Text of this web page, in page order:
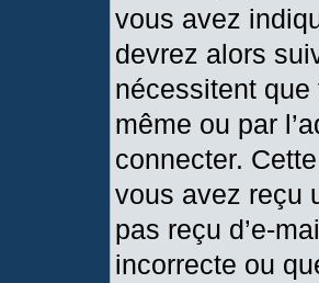
vous avez
devrez alors
nécessitent
même ou par
connecter.
vous avez reçu
pas reçu d’e-
incorrecte ou